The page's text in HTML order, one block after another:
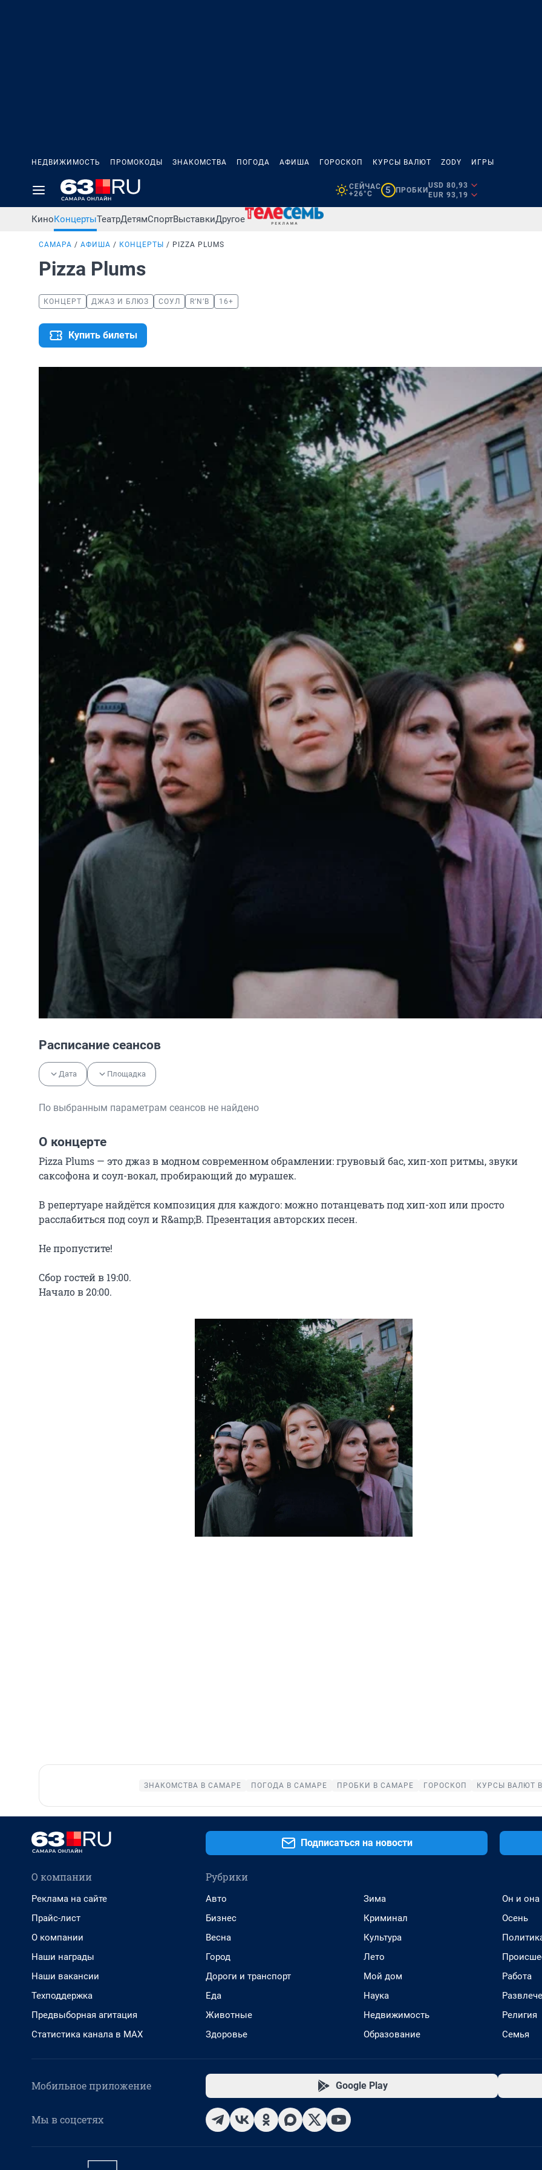
НЕДВИЖИМОСТЬ ПРОМОКОДЫ ЗНАКОМСТВА ПОГОДА АФИША ГОРОСКОП КУРСЫ ВАЛЮТ ZODY ИГРЫ
СЕЙЧАС
+26°C
5 ПРОБКИ
USD 80,93
EUR 93,19
КиноКонцертыТеатрДетямСпортВыставкиДругое
САМАРА АФИША КОНЦЕРТЫ PIZZA PLUMS
Pizza Plums
КОНЦЕРТ ДЖАЗ И БЛЮЗ СОУЛ R’N’B 16+
Купить билеты
Расписание сеансов
Дата Площадка
По выбранным параметрам сеансов не найдено
О концерте
Pizza Plums — это джаз в модном современном обрамлении: грувовый бас, хип-хоп ритмы, звуки
саксофона и соул-вокал, пробирающий до мурашек.
В репертуаре найдётся композиция для каждого: можно потанцевать под хип-хоп или просто
расслабиться под соул и R&amp;B. Презентация авторских песен.
Не пропустите!
Сбор гостей в 19:00.
Начало в 20:00.
ЗНАКОМСТВА В САМАРЕ ПОГОДА В САМАРЕ ПРОБКИ В САМАРЕ ГОРОСКОП КУРСЫ ВАЛЮТ
Подписаться на новости
О компании
Реклама на сайте
Прайс-лист
О компании
Наши награды
Наши вакансии
Техподдержка
Предвыборная агитация
Статистика канала в MAX
Рубрики
Авто
Бизнес
Весна
Город
Дороги и транспорт
Еда
Животные
Здоровье
Зима
Криминал
Культура
Лето
Мой дом
Наука
Недвижимость
Образование
Он и она
Осень
Работа
Религия
Семья
Мобильное приложение Google Play
Мы в соцсетях